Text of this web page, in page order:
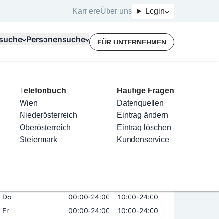
KarriereÜber uns Login
Kategorien
Friseur
Nägel
Haarentfernung
Make-Up
Für Unternehmer
Terminbuchung
Kostenlose Beratung
Top Branchen
Elektriker
Installateure
Maler & Lackierer
Branchen A-Z
Mein Firmeneintrag
Eintrag hinzufügen
Eintrag beanspruchen
Eintrag verwalten
Eintrag bewerben
Personensuche
Telefonbuch
Wien
Niederösterreich
Oberösterreich
Steiermark
Häufige Fragen
Datenquellen
Eintrag ändern
Eintrag löschen
Kundenservice
FÜR UNTERNEHMEN
Wien
Öffnungszeiten Jetzt geöffnet
Do
00:00-24:00 10:00-24:00
Fr
00:00-24:00 10:00-24:00